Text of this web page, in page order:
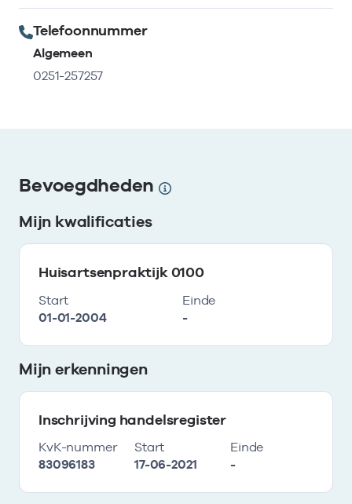
Telefoonnummer
Algemeen
0251-257257
Bevoegdheden
Mijn kwalificaties
Huisartsenpraktijk 0100
Start
01-01-2004
Einde
-
Mijn erkenningen
Inschrijving handelsregister
KvK-nummer
83096183
Start
17-06-2021
Einde
-